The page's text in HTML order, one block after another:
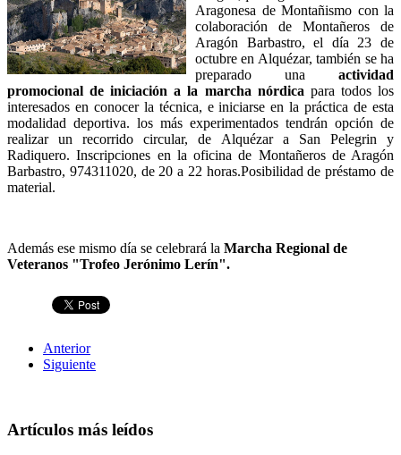
Aragonesa de Montañismo con la
colaboración de Montañeros de
Aragón Barbastro, el día 23 de
octubre en Alquézar, también se ha
preparado una actividad
promocional de iniciación a la marcha nórdica para todos los
interesados en conocer la técnica, e iniciarse en la práctica de esta
modalidad deportiva. los más experimentados tendrán opción de
realizar un recorrido circular, de Alquézar a San Pelegrin y
Radiquero. Inscripciones en la oficina de Montañeros de Aragón
Barbastro, 974311020, de 20 a 22 horas.Posibilidad de préstamo de
material.
Además ese mismo día se celebrará la Marcha Regional de
Veteranos "Trofeo Jerónimo Lerín".
Anterior
Siguiente
Artículos más leídos